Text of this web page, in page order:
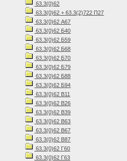
63.3(0)62
63.3(0)62 + 63.3(2)722 П27
63.3(0)62 А67
63.3(0)62 Б40
63.3(0)62 Б59
63.3(0)62 Б68
63.3(0)62 Б70
63.3(0)62 Б79
63.3(0)62 Б88
63.3(0)62 Б94
63.3(0)62 В11
63.3(0)62 В26
63.3(0)62 В39
63.3(0)62 В63
63.3(0)62 В67
63.3(0)62 В87
63.3(0)62 Г60
63.3(0)62 Г63